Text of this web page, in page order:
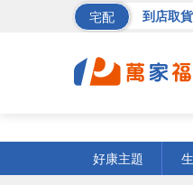
宅配 到店取貨
好康主題